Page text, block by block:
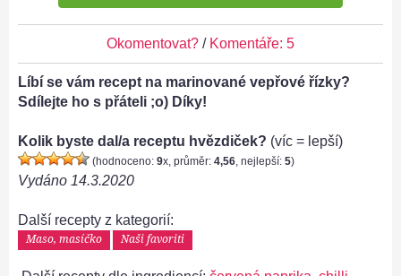
Okomentovat? / Komentáře: 5
Líbí se vám recept na marinované vepřové řízky?
Sdílejte ho s přáteli ;o) Díky!
Kolik byste dal/a receptu hvězdiček? (víc = lepší)
(hodnoceno: 9x, průměr: 4,56, nejlepší: 5)
Vydáno 14.3.2020
Další recepty z kategorií:
Maso, masíčko
Naši favoriti